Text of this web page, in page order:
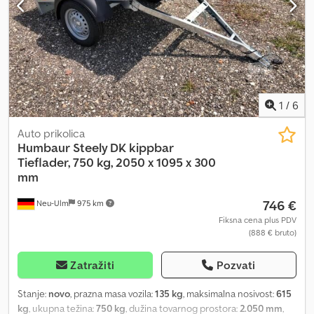
Imate pitanja? Pošaljite nam poruku ili nas pozovite! Tehničke
izmene, promene cena, greške i prethodna prodaja su mogući. Ne
preuzimamo odgovornost za greške i štamparske propuste.
1 / 6
Neu-Ulm 975 km
Auto prikolica
Humbaur Steely DK kippbar
Tieflader, 750 kg, 2050 x 1095 x 300
mm
746 €
Fiksna cena plus PDV
(888 € bruto)
Zatražiti Pozvati
Stanje: novo, prazna masa vozila:135 kg, maksimalna nosivost:615
kg, ukupna težina:750 kg, dužina tovarnog prostora:2.050 mm,